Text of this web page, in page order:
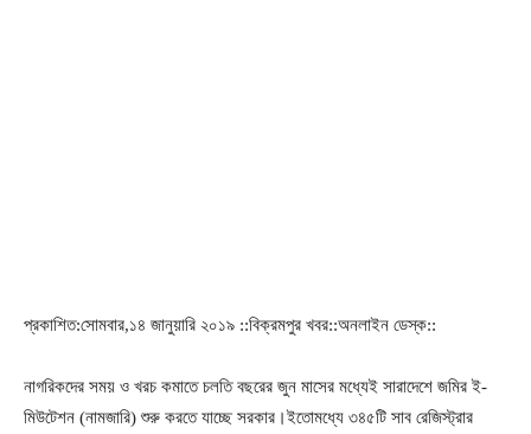
প্রকাশিত:সোমবার,১৪ জানুয়ারি ২০১৯ ::বিক্রমপুর খবর::অনলাইন ডেস্ক::
নাগরিকদের সময় ও খরচ কমাতে চলতি বছরের জুন মাসের মধ্যেই সারাদেশে জমির ই-
মিউটেশন (নামজারি) শুরু করতে যাচ্ছে সরকার।ইতোমধ্যে ৩৪৫টি সাব রেজিস্ট্রার